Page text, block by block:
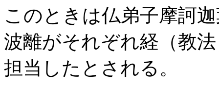
このときは仏弟子摩訶
波離がそれぞれ経（教
担当したとされる。